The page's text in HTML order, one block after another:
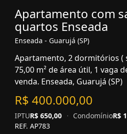
Apartamento com
quartos Enseada
Enseada - Guarujá (SP)
Apartamento, 2 dormitórios (
75,00 m² de área útil, 1 vaga
venda. Enseada, Guarujá (SP)
R$ 400.000,00
IPTUR$ 650,00 · CondomínioR$
REF. AP783